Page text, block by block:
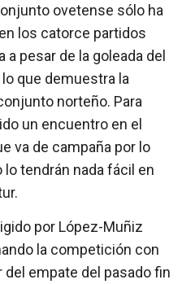
ovetense sólo ha
los catorce partidos
a pesar de la goleada del
que demuestra la
norteño. Para
un encuentro en el
va de campaña por lo
tendrán nada fácil en
por López-Muñiz
la competición con
del empate del pasado fin